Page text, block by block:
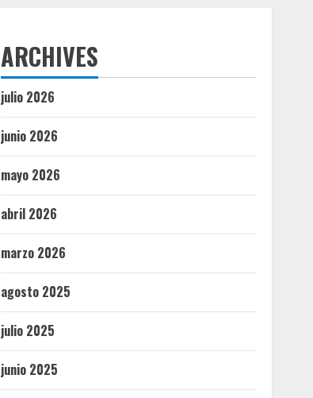
ARCHIVES
julio 2026
junio 2026
mayo 2026
abril 2026
marzo 2026
agosto 2025
julio 2025
junio 2025